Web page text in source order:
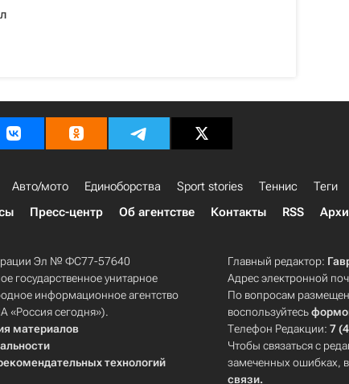
Авто/мото Единоборства Sport stories Теннис Теги
Пресс-центр Об агентстве Контакты RSS
Эл № ФС77-57640
государственное унитарное
информационное агентство
«Россия сегодня»).
материалов
технологий
Главный редактор:
Адрес электронной
По вопросам
воспользуйтесь
Телефон Редакции:7
Чтобы связаться с
замеченных ошибках,
связи.